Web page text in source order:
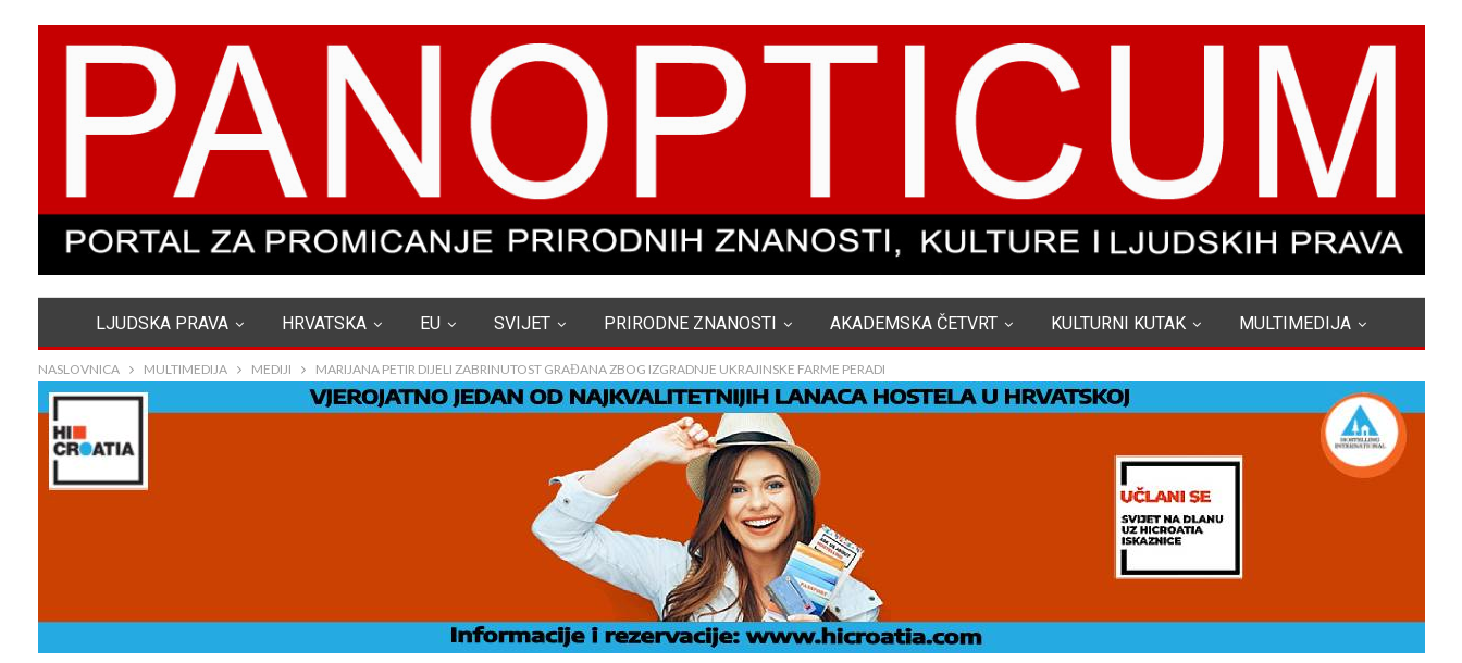
LJUDSKA PRAVA HRVATSKA EU SVIJET PRIRODNE ZNANOSTI AKADEMSKA ČETVRT KULTURNI KUTAK MULTIMEDIJA
NASLOVNICA MULTIMEDIJA MEDIJI MARIJANA PETIR DIJELI ZABRINUTOST GRAĐANA ZBOG IZGRADNJE UKRAJINSKE FARME PERADI